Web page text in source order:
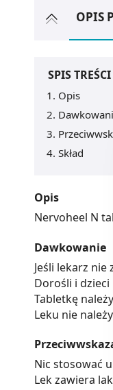
OPIS
SPIS TREŚCI
Opis
Skład
Opis
Nervoheel N
Dawkowanie
Jeśli lekarz
Dorośli i dzieci
Tabletkę
Leku nie
Nic stosować
Lek zawiera